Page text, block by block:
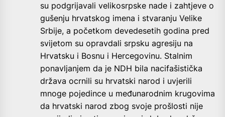
su podgrijavali velikosrpske nade i zahtjeve o
gušenju hrvatskog imena i stvaranju Velike
Srbije, a početkom devedesetih godina pred
svijetom su opravdali srpsku agresiju na
Hrvatsku i Bosnu i Hercegovinu. Stalnim
ponavljanjem da je NDH bila nacifašistička
država ocrnili su hrvatski narod i uvjerili
mnoge pojedince u međunarodnim krugovima
da hrvatski narod zbog svoje prošlosti nije